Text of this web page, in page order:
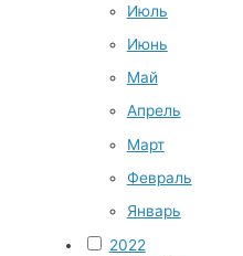
Июль
Июнь
Май
Апрель
Март
Февраль
Январь
2022